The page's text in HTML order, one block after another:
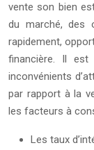
vente son bien
du marché, des
rapidement,
financière. Il est
inconvénients
par rapport à la
les facteurs à
Les taux